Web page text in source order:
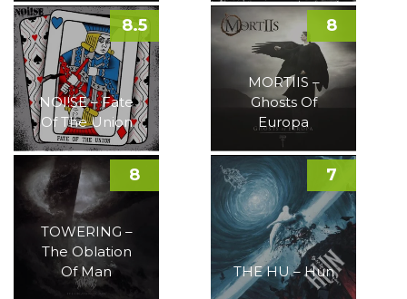
NOI!SE – Fate
Of The Union
8.5
MORTIIS –
Ghosts Of
Europa
8
TOWERING –
The Oblation
Of Man
8
THE HU – Hun
7